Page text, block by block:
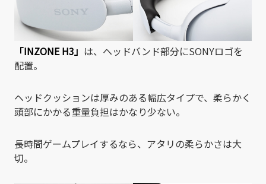
「INZONE H3」 は、ヘッドバンド部分にSONYロゴを
配置。
ヘッドクッションは厚みのある幅広タイプで、柔らかく
頭部にかかる重量負担はかなり少ない。
長時間ゲームプレイするなら、アタリの柔らかさは大
切。